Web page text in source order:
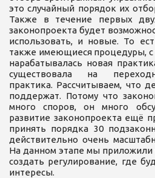
это случайный порядок их
Также в течение первых
законопроекта будет
использовать, и новые. То
также имеющиеся процедуры, с
нарабатывалась новая
существовала на
практика. Рассчитываем, что
поддержат. Потому что
много споров, он много
развитие законопроекта ещё
принять порядка 30
действительно очень
На данном этапе мы приложили
создать регулирование, где
интересы.